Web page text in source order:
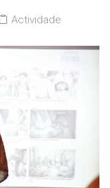
Actividade